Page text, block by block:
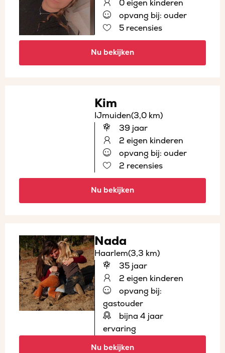
0 eigen kinderen
opvang bij: ouder
5 recensies
Nu bekijken
Kim
IJmuiden(3,0 km)
39 jaar
2 eigen kinderen
opvang bij: ouder
2 recensies
Nu bekijken
Nada
Haarlem(3,3 km)
35 jaar
2 eigen kinderen
opvang bij:
gastouder
bijna 4 jaar
ervaring
Nu bekijken